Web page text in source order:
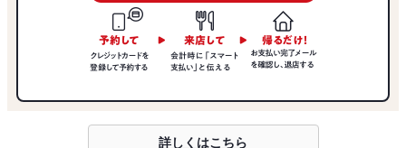
詳しくはこちら